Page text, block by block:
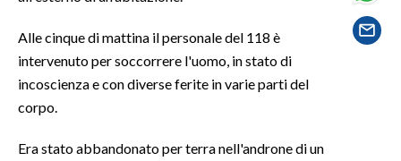
SALUTE
SARDEGNA TURISMO
SARDI NEL MONDO
Alle cinque di mattina il personale del 118 è
intervenuto per soccorrere l'uomo, in stato di
incoscienza e con diverse ferite in varie parti del
corpo.
Era stato abbandonato per terra nell'androne di un